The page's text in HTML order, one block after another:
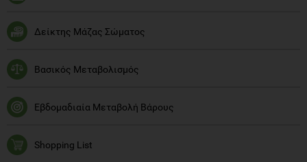
Δείκτης Μάζας Σώματος
Βασικός Μεταβολισμός
Εβδομαδιαία Μεταβολή Βάρους
Shopping List